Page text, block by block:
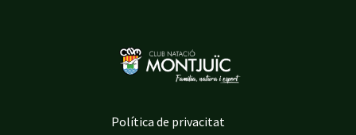
Política de privacitat